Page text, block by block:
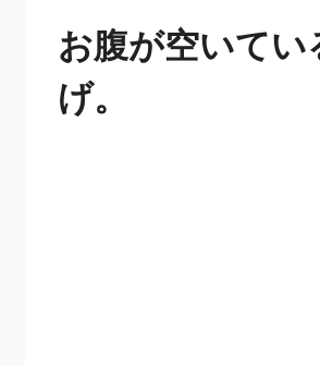
お腹が空いてい
げ。